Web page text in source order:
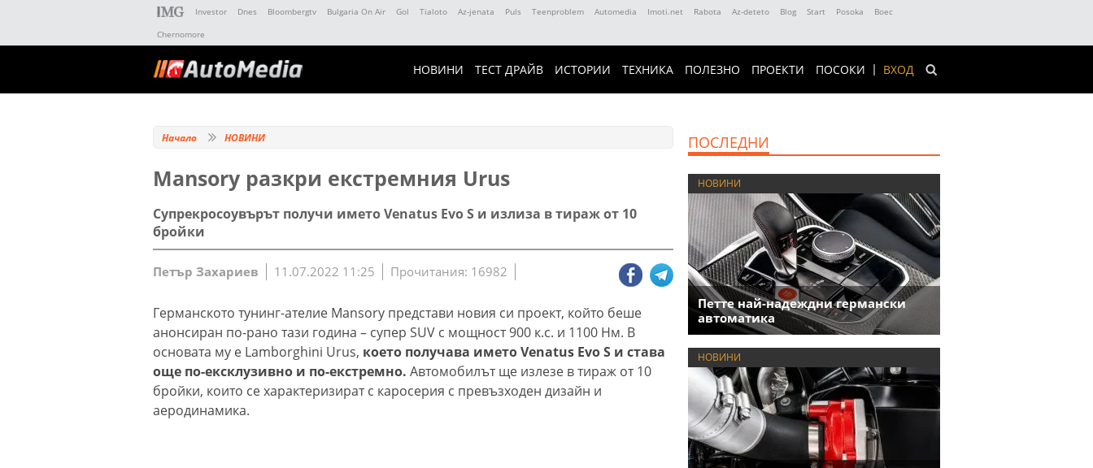
Investor Dnes Bloombergtv Bulgaria On Air Gol Tialoto Az-jenata Puls Teenproblem Automedia Imoti.net Rabota Az-deteto Blog Start Posoka
Boec
Chernomore
ВХОД
НОВИНИ ТЕСТ ДРАЙВ ИСТОРИИ ТЕХНИКА ПОЛЕЗНО ПРОЕКТИ ПОСОКИ
Начало НОВИНИ
Mansory разкри екстремния Urus
Супрекросоувърът получи името Venatus Evo S и излиза в тираж от 10
бройки
Петър Захариев 11.07.2022 11:25 Прочитания: 16982
Германското тунинг-ателие Mansory представи новия си проект, който беше
анонсиран по-рано тази година – супер SUV с мощност 900 к.с. и 1100 Нм. В
основата му е Lamborghini Urus, което получава името Venatus Evo S и става
още по-ексклузивно и по-екстремно. Автомобилът ще излезе в тираж от 10
бройки, които се характеризират с каросерия с превъзходен дизайн и
аеродинамика.
ПОСЛЕДНИ
НОВИНИ
Петте най-надеждни германски
автоматика
НОВИНИ